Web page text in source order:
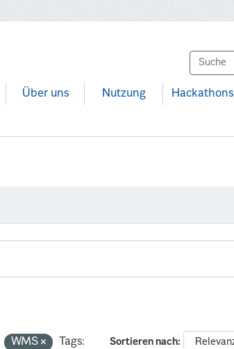
Über uns Nutzung Hackathons
Sortieren nach
WMS
Tags: